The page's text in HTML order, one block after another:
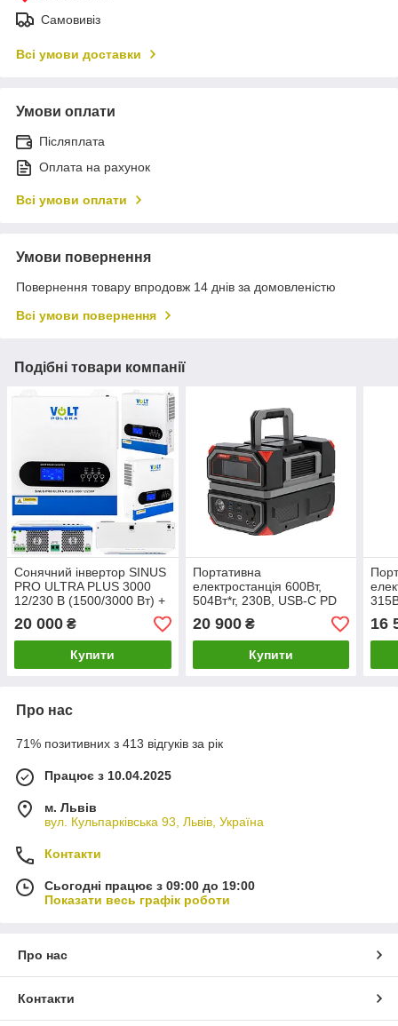
Самовивіз
Всі умови доставки
Умови оплати
Післяплата
Оплата на рахунок
Всі умови оплати
Умови повернення
Повернення товару впродовж 14 днів за домовленістю
Всі умови повернення
Подібні товари компанії
Сонячний інвертор SINUS
PRO ULTRA PLUS 3000
12/230 В (1500/3000 Вт) +
100 А MPPT (30-500 В)
VOLT POLSKA
20 000 ₴
Купити
Портативна
електростанція 600Вт,
504Вт*г, 230В, USB-C PD
YATO YT-83091
20 900₴
Купити
16
Про нас
71% позитивних з 413 відгуків за рік
Працює з 10.04.2025
м. Львів
вул. Кульпарківська 93, Львів, Україна
Контакти
Сьогодні працює з 09:00 до 19:00
Показати весь графік роботи
Про нас
Контакти